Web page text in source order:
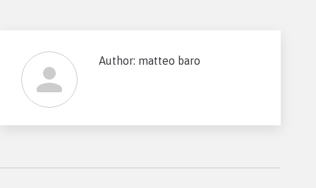
Author: matteo baro